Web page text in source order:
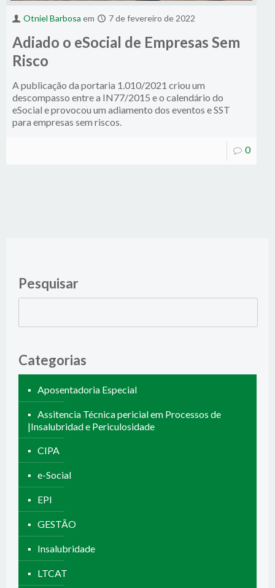
Otniel Barbosa em 7 de fevereiro de 2022
Adiado o eSocial de Empresas Sem
Risco
A publicação da portaria 1.010/2021 criou um
descompasso entre a IN77/2015 e o calendário do
eSocial e provocou um adiamento dos eventos e SST
para empresas sem riscos.
0
Pesquisar
Pesquisar
Categorias
Aposentadoria Especial
Assitencia Técnica pericial em Processos de
|Insalubridad e Periculosidade
CIPA
e-Social
EPI
GESTÃO
Insalubridade
LTCAT